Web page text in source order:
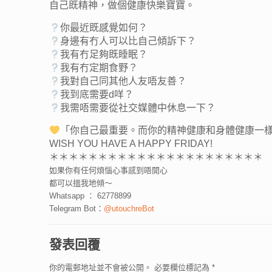
自己既精神，做個健康快樂寶寶。
你最近既感覺如何？
身邊有冇人可以比自己傾訴下？
我有冇足夠既睡眠？
我有冇定期食野？
我對自己同其他人友唔友善？
我到底需要d咩？
我需唔需要從社交媒體中休息一下？
「你自己最重要。而你的精神健康和身體健康一
WISH YOU HAVE A HAPPY FRIDAY!
＊＊＊＊＊＊＊＊＊＊＊＊＊＊＊＊＊＊＊＊＊＊
如果你有任何煩惱心事感到唔開心
都可以搵我地傾～
Whatsapp ： 62778899
Telegram Bot： @utouchreBot
發表回覆
你的電郵地址並不會被公開。 必要欄位標記為*